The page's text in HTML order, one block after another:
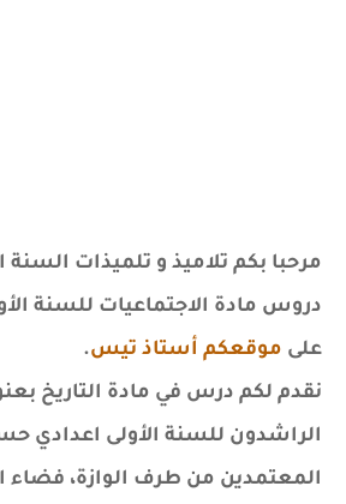
مرحبا بكم تلاميذ و تلميذات السنة
دروس مادة الاجتماعيات للسنة
على موقعكم أستاذ تيس.
نقدم لكم درس في مادة التاريخ
الراشدون للسنة الأولى اعدادي
المعتمدين من طرف الوازة، فضاء